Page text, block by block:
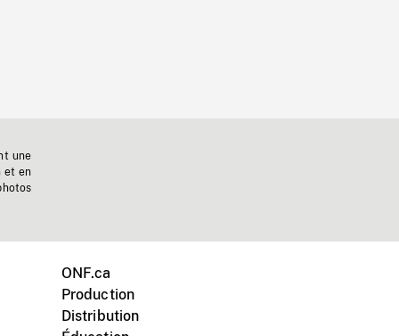
une
et en
ONF.ca
Production
Distribution